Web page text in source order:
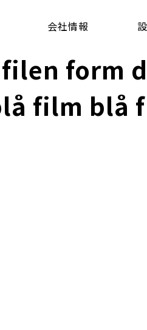
会社情報
form
film blå